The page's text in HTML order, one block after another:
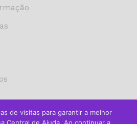
de visitas para garantir a melhor